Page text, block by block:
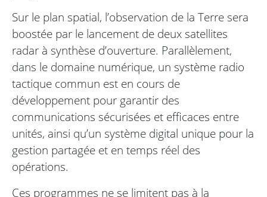
Sur le plan spatial, l’observation de la Terre sera
boostée par le lancement de deux satellites
radar à synthèse d’ouverture. Parallèlement,
dans le domaine numérique, un système radio
tactique commun est en cours de
développement pour garantir des
communications sécurisées et efficaces entre
unités, ainsi qu’un système digital unique pour la
gestion partagée et en temps réel des
opérations.
Ces programmes ne se limitent pas à la